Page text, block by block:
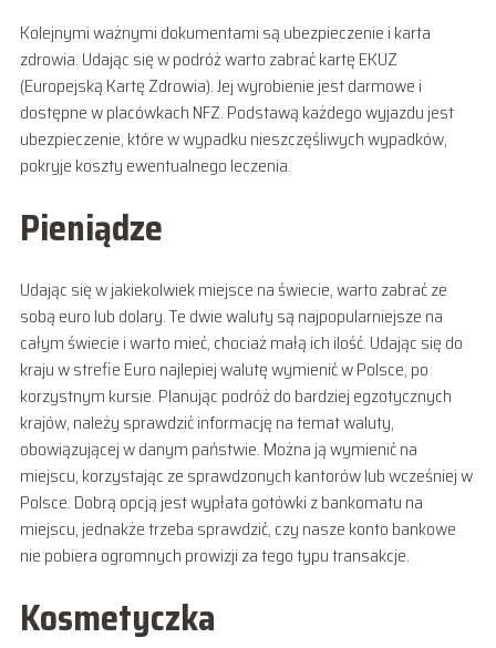
Kolejnymi ważnymi dokumentami są ubezpieczenie i karta
zdrowia. Udając się w podróż warto zabrać kartę EKUZ
(Europejską Kartę Zdrowia). Jej wyrobienie jest darmowe i
dostępne w placówkach NFZ. Podstawą każdego wyjazdu jest
ubezpieczenie, które w wypadku nieszczęśliwych wypadków,
pokryje koszty ewentualnego leczenia.
Pieniądze
Udając się w jakiekolwiek miejsce na świecie, warto zabrać ze
sobą euro lub dolary. Te dwie waluty są najpopularniejsze na
całym świecie i warto mieć, chociaż małą ich ilość. Udając się do
kraju w strefie Euro najlepiej walutę wymienić w Polsce, po
korzystnym kursie. Planując podróż do bardziej egzotycznych
krajów, należy sprawdzić informację na temat waluty,
obowiązującej w danym państwie. Można ją wymienić na
miejscu, korzystając ze sprawdzonych kantorów lub wcześniej w
Polsce. Dobrą opcją jest wypłata gotówki z bankomatu na
miejscu, jednakże trzeba sprawdzić, czy nasze konto bankowe
nie pobiera ogromnych prowizji za tego typu transakcje.
Kosmetyczka